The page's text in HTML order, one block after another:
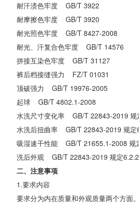
耐汗渍色牢度 GB/T 3922
耐摩擦色牢度 GB/T 3920
耐光照色牢度 GB/T 8427-2008
耐光、汗复合色牢度 GB/T 14576
拼接互染色牢度 GB/T 31127
裤后档接缝强力 FZ/T 01031
顶破强力 GB/T 19976-2005
起球 GB/T 4802.1-2008
水洗尺寸变化率 GB/T 22843-2019 规
水洗后扭曲率 GB/T 22843-2019 规定
吸湿速干性能 GB/T 21655.1-2008 规
洗后外观 GB/T 22843-2019 规定
二、注意事项
1.要求内容
要求分为内在质量和外观质量两个方面。